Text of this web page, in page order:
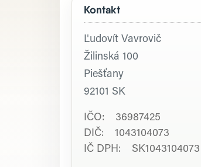
Kontakt
Ľudovít Vavrovič
Žilinská 100
Piešťany
92101 SK
IČO: 36987425
DIČ: 1043104073
IČ DPH: SK1043104073